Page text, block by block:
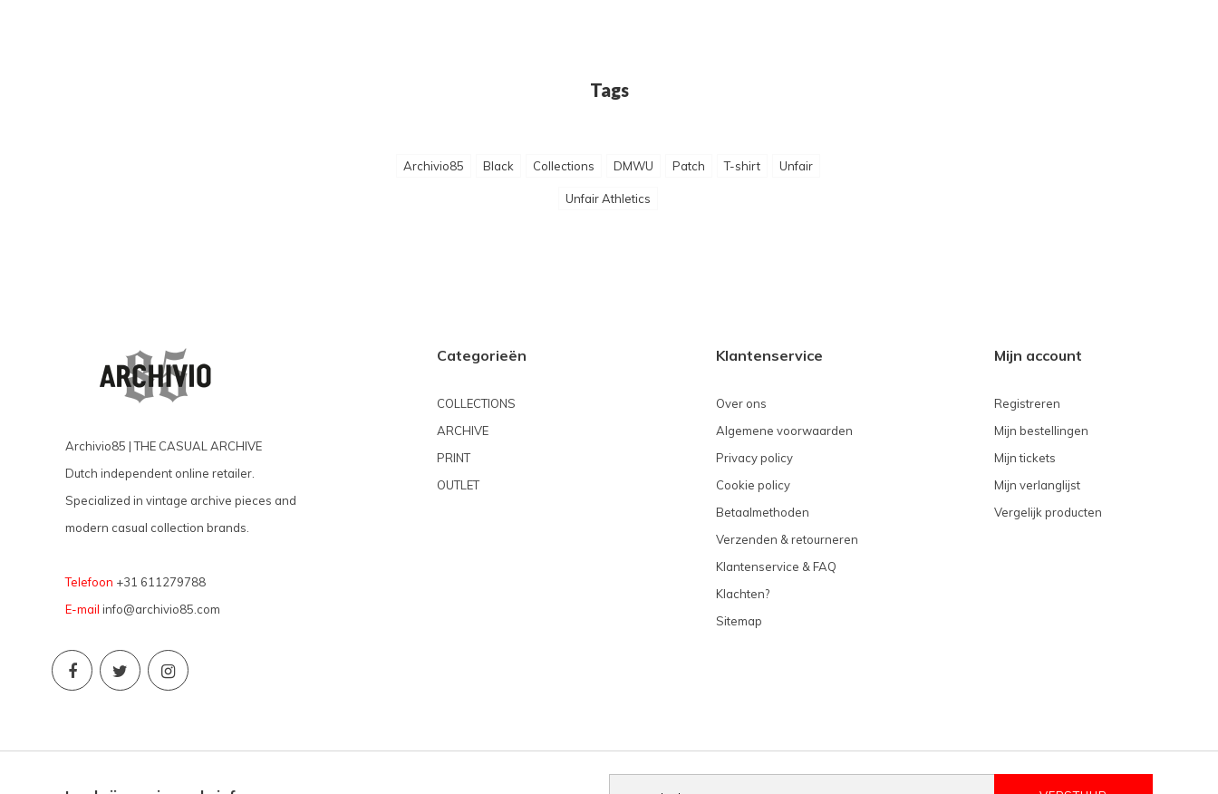
Tags
Archivio85 Black Collections DMWU Patch T-shirt Unfair
Unfair Athletics
Archivio85 | THE CASUAL ARCHIVE
Dutch independent online retailer.
Specialized in vintage archive pieces and
modern casual collection brands.
Telefoon +31 611279788
E-mail info@archivio85.com
Categorieën
COLLECTIONS
ARCHIVE
PRINT
OUTLET
Klantenservice
Over ons
Algemene voorwaarden
Privacy policy
Cookie policy
Betaalmethoden
Verzenden & retourneren
Klantenservice & FAQ
Klachten?
Sitemap
Mijn account
Registreren
Mijn bestellingen
Mijn tickets
Mijn verlanglijst
Vergelijk producten